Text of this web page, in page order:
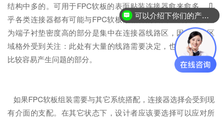
结构中多的。可用于FPC软板的表面贴装连接器愈来愈多，几
乎各类连接器都有可能与FPC软板做相容的表面组装设计。因
为端子衬垫密度高的部分是集中在连接器线路区，因此这个区
域格外受到关注：此处有大量的线路需要决定，也是配置序列
比较容易产生问题的部分。
如果FPC软板组装需要与其它系统搭配，连接器选择会受到现
有介面的支配。在其它状态下，设计者应该要选择可以应对所
可以介绍下你们的产品么？